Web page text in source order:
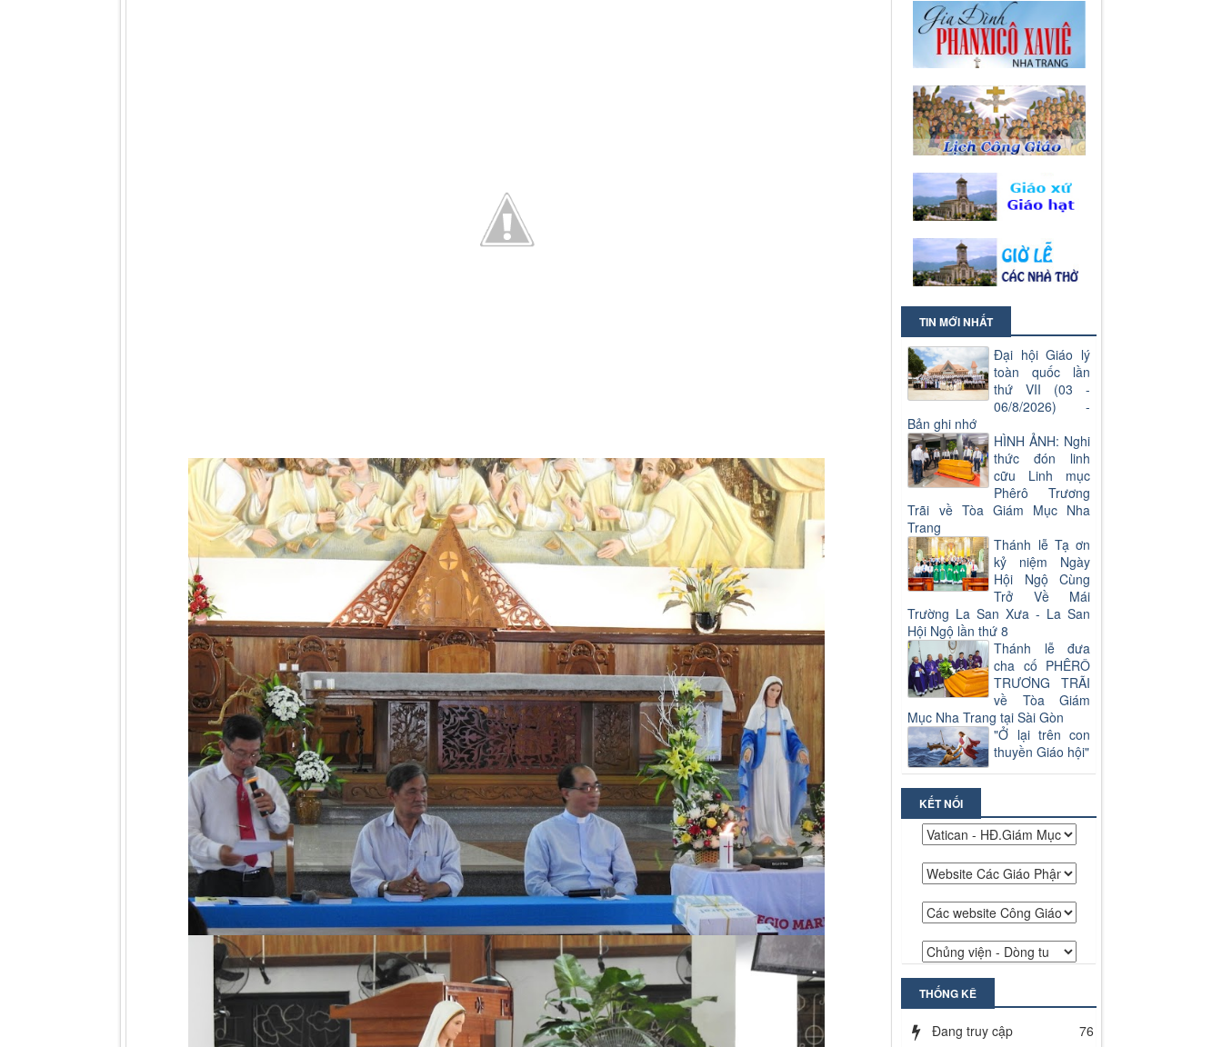
TIN MỚI NHẤT
Đại hội Giáo lý
toàn quốc lần
thứ VII (03 -
06/8/2026) -
Bản ghi nhớ
HÌNH ẢNH: Nghi
thức đón linh
cữu Linh mục
Phêrô Trương
Trãi về Tòa Giám Mục Nha
Trang
Thánh lễ Tạ ơn
kỷ niệm Ngày
Hội Ngộ Cùng
Trở Về Mái
Trường La San Xưa - La San
Hội Ngộ lần thứ 8
Thánh lễ đưa
cha cố PHÊRÔ
TRƯƠNG TRÃI
về Tòa Giám
Mục Nha Trang tại Sài Gòn
"Ở lại trên con
thuyền Giáo hội"
KẾT NỐI
THỐNG KÊ
Đang truy cập
76